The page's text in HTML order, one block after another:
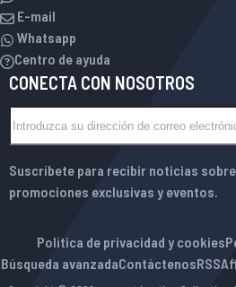
E-mail
Whatsapp
Centro de ayuda
CONECTA CON NOSOTROS
BOLETÍN DE NOTICIAS
Suscríbete para recibir noticias
promociones exclusivas y eventos.
Política de privacidad y cookies
Búsqueda avanzadaContáctenosRSS